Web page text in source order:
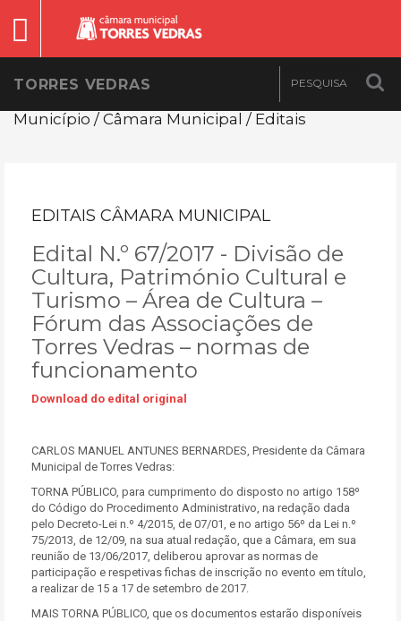
TORRES VEDRAS
Município / Câmara Municipal / Editais
EDITAIS CÂMARA MUNICIPAL
Edital N.º 67/2017 - Divisão de
Cultura, Património Cultural e
Turismo – Área de Cultura –
Fórum das Associações de
Torres Vedras – normas de
funcionamento
Download do edital original
CARLOS MANUEL ANTUNES BERNARDES, Presidente da Câmara
Municipal de Torres Vedras:
TORNA PÚBLICO, para cumprimento do disposto no artigo 158º
do Código do Procedimento Administrativo, na redação dada
pelo Decreto-Lei n.º 4/2015, de 07/01, e no artigo 56º da Lei n.º
75/2013, de 12/09, na sua atual redação, que a Câmara, em sua
reunião de 13/06/2017, deliberou aprovar as normas de
participação e respetivas fichas de inscrição no evento em título,
a realizar de 15 a 17 de setembro de 2017.
MAIS TORNA PÚBLICO, que os documentos estarão disponíveis